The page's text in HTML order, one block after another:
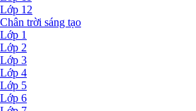
Lớp 12
Chân trời sáng tạo
Lớp 1
Lớp 2
Lớp 3
Lớp 4
Lớp 5
Lớp 6